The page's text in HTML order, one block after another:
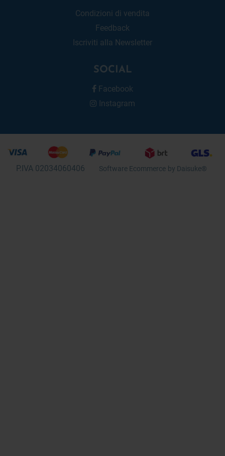
Condizioni di vendita
Feedback
Iscriviti alla Newsletter
SOCIAL
Facebook
Instagram
P.IVA 02034060406 Software Ecommerce by Daisuke®